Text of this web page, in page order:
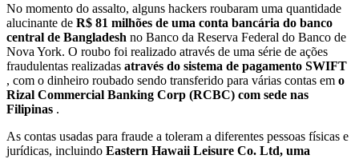
No momento do assalto, alguns hackers roubaram uma quantidade
alucinante de R$ 81 milhões de uma conta bancária do banco
central de Bangladesh no Banco da Reserva Federal do Banco de
Nova York. O roubo foi realizado através de uma série de ações
fraudulentas realizadas através do sistema de pagamento SWIFT
, com o dinheiro roubado sendo transferido para várias contas em o
Rizal Commercial Banking Corp (RCBC) com sede nas
Filipinas .
As contas usadas para fraude a toleram a diferentes pessoas físicas e
jurídicas, incluindo Eastern Hawaii Leisure Co. Ltd, uma